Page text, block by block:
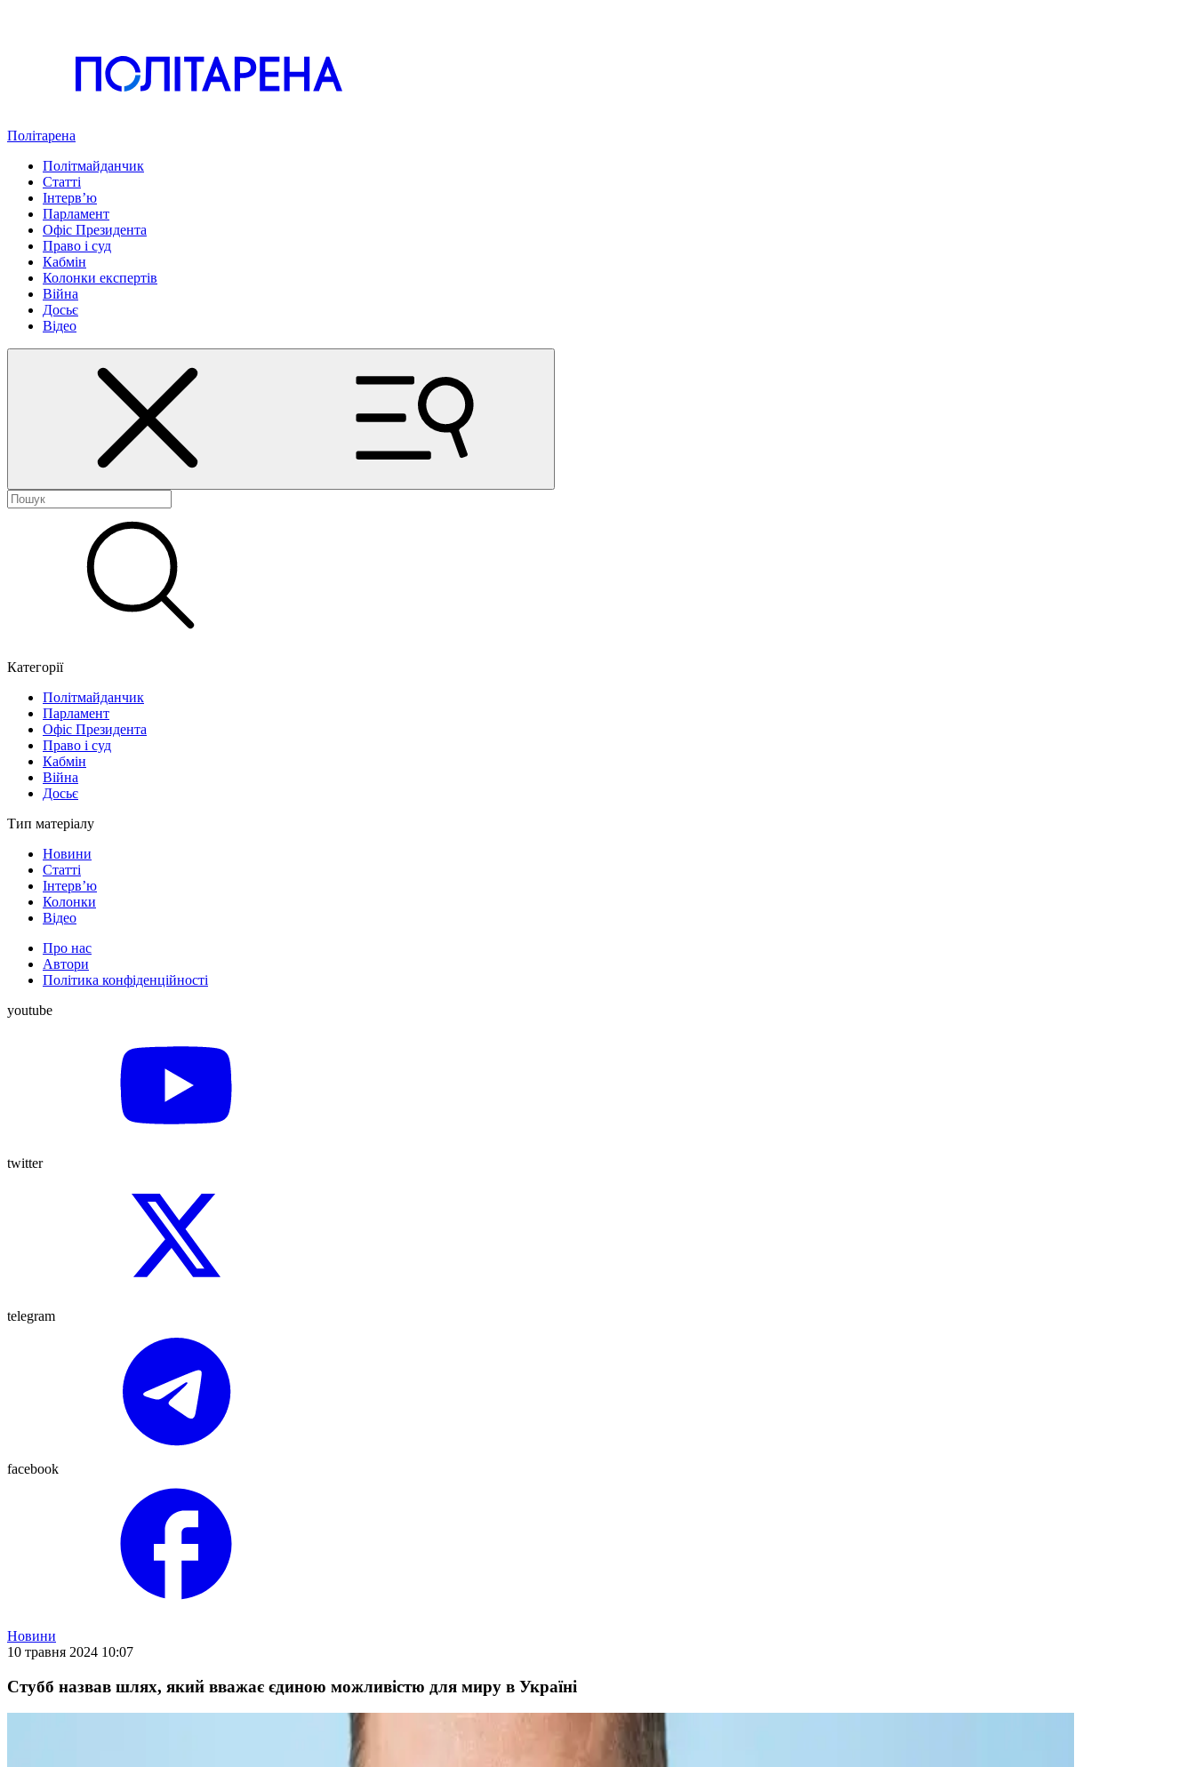
Політарена
Політмайданчик
Статті
Інтервʼю
Парламент
Офіс Президента
Право і суд
Кабмін
Колонки експертів
Війна
Досьє
Відео
Категорії
Політмайданчик
Парламент
Офіс Президента
Право і суд
Кабмін
Війна
Досьє
Тип матеріалу
Новини
Статті
Інтерв’ю
Колонки
Відео
Про нас
Автори
Політика конфіденційності
youtube
twitter
telegram
facebook
Новини
10 травня 2024 10:07
Стубб назвав шлях, який вважає єдиною можливістю для миру в Україні